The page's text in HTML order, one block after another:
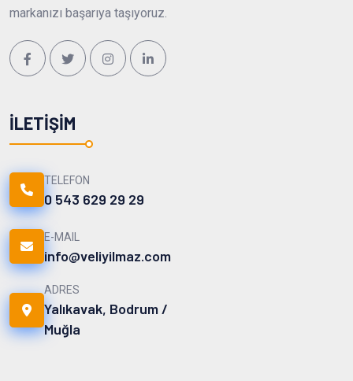
markanızı başarıya taşıyoruz.
İLETIŞIM
TELEFON
0 543 629 29 29
E-MAIL
info@veliyilmaz.com
ADRES
Yalıkavak, Bodrum /
Muğla